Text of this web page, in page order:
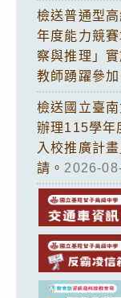
檢送普通型
年度能力競
察與推理」
教師踴躍參加
檢送國立臺
辦理115學年
入校推廣計
請。 2026-